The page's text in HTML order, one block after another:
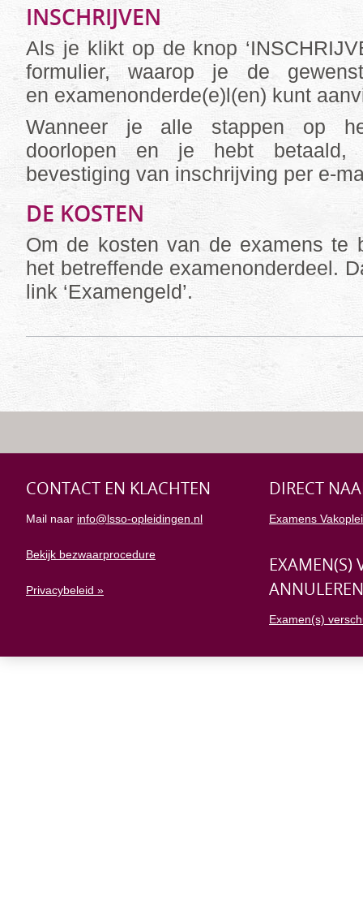
INSCHRIJVEN
Als je klikt op de knop
formulier, waarop je de
en examenonderde(e)l(en) kunt
Wanneer je alle stappen op
doorlopen en je hebt betaald,
bevestiging van inschrijving per e-
DE KOSTEN
Om de kosten van de examens te
het betreffende examenonderdeel.
link ‘Examengeld’.
CONTACT EN KLACHTEN
Mail naar info@lsso-opleidingen.nl
Bekijk bezwaarprocedure
Privacybeleid »
DIRECT
Examens
EXAMEN(S)
ANNULEREN
Examen(s)